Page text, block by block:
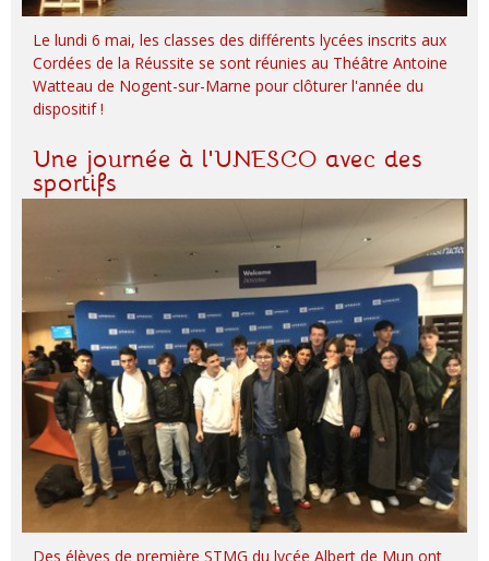
Le lundi 6 mai, les classes des différents lycées inscrits aux
Cordées de la Réussite se sont réunies au Théâtre Antoine
Watteau de Nogent-sur-Marne pour clôturer l'année du
dispositif !
Une journée à l'UNESCO avec des
sportifs
Des élèves de première STMG du lycée Albert de Mun ont